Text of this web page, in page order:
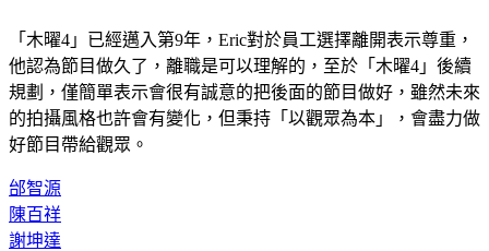
「木曜4」已經邁入第9年，Eric對於員工選擇離開表示尊重，
他認為節目做久了，離職是可以理解的，至於「木曜4」後續
規劃，僅簡單表示會很有誠意的把後面的節目做好，雖然未來
的拍攝風格也許會有變化，但秉持「以觀眾為本」，會盡力做
好節目帶給觀眾。
邰智源
陳百祥
謝坤達